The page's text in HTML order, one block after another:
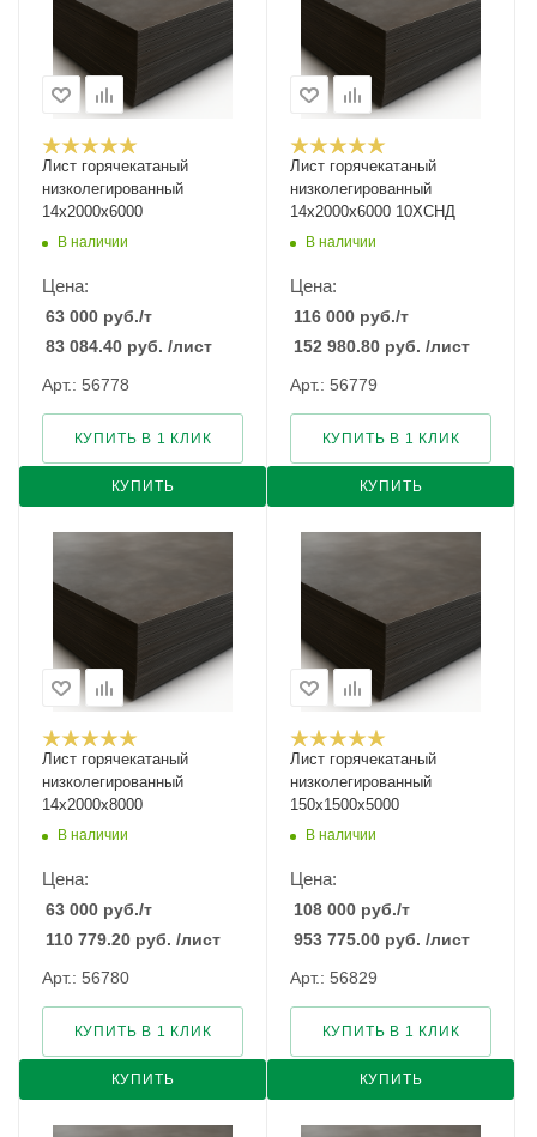
Лист горячекатаный
низколегированный
14х2000х6000
В наличии
Цена:
63 000 руб./т
83 084.40 руб. /лист
Арт.: 56778
КУПИТЬ
КУПИТЬ В 1 КЛИК
Лист горячекатаный
низколегированный
14х2000х6000 10ХСНД
В наличии
Цена:
116 000 руб./т
152 980.80 руб. /лист
Арт.: 56779
КУПИТЬ
КУПИТЬ В 1 КЛИК
Лист горячекатаный
низколегированный
14х2000х8000
В наличии
Цена:
63 000 руб./т
110 779.20 руб. /лист
Арт.: 56780
КУПИТЬ
КУПИТЬ В 1 КЛИК
Лист горячекатаный
низколегированный
150х1500х5000
В наличии
Цена:
108 000 руб./т
953 775.00 руб. /лист
Арт.: 56829
КУПИТЬ
КУПИТЬ В 1 КЛИК